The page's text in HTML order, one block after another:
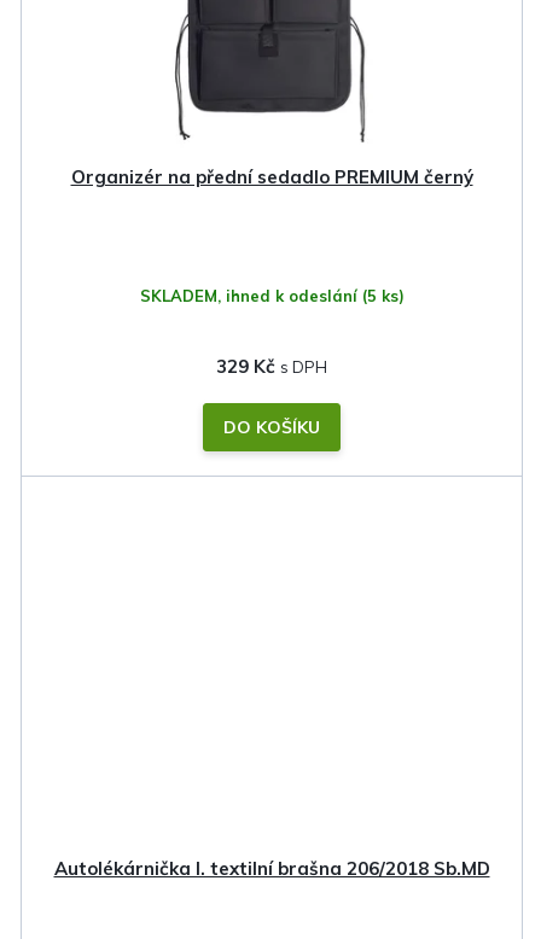
Organizér na přední sedadlo PREMIUM černý
SKLADEM, ihned k odeslání (5 ks)
329 Kč
DO KOŠÍKU
Autolékárnička I. textilní brašna 206/2018 Sb.MD